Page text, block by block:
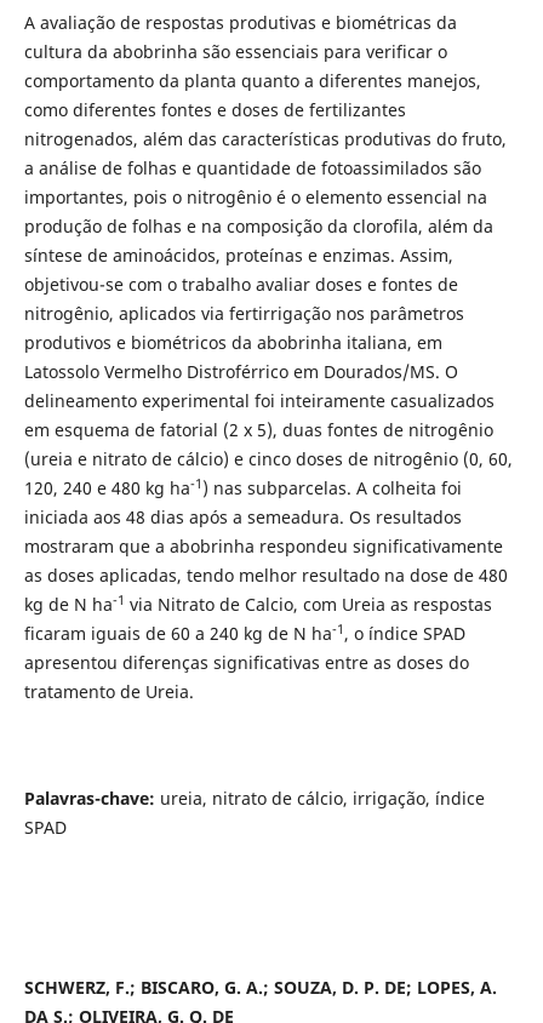
A avaliação de respostas produtivas e biométricas da
cultura da abobrinha são essenciais para verificar o
comportamento da planta quanto a diferentes manejos,
como diferentes fontes e doses de fertilizantes
nitrogenados, além das características produtivas do fruto,
a análise de folhas e quantidade de fotoassimilados são
importantes, pois o nitrogênio é o elemento essencial na
produção de folhas e na composição da clorofila, além da
síntese de aminoácidos, proteínas e enzimas. Assim,
objetivou-se com o trabalho avaliar doses e fontes de
nitrogênio, aplicados via fertirrigação nos parâmetros
produtivos e biométricos da abobrinha italiana, em
Latossolo Vermelho Distroférrico em Dourados/MS. O
delineamento experimental foi inteiramente casualizados
em esquema de fatorial (2 x 5), duas fontes de nitrogênio
(ureia e nitrato de cálcio) e cinco doses de nitrogênio (0, 60,
120, 240 e 480 kg ha-1 ) nas subparcelas. A colheita foi
iniciada aos 48 dias após a semeadura. Os resultados
mostraram que a abobrinha respondeu significativamente
as doses aplicadas, tendo melhor resultado na dose de 480
kg de N ha-1 via Nitrato de Calcio, com Ureia as respostas
ficaram iguais de 60 a 240 kg de N ha-1 , o índice SPAD
apresentou diferenças significativas entre as doses do
tratamento de Ureia.
Palavras-chave: ureia, nitrato de cálcio, irrigação, índice
SPAD
SCHWERZ, F.; BISCARO, G. A.; SOUZA, D. P. DE; LOPES, A.
DA S.; OLIVEIRA, G. Q. DE